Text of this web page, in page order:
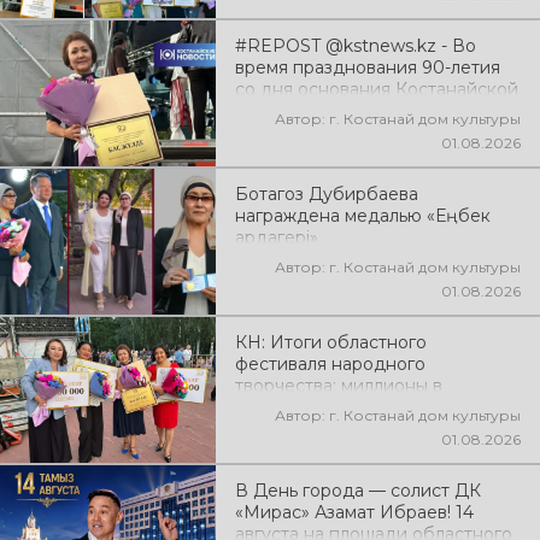
#REPOST @kstnews.kz - Во
время празднования 90-летия
со дня основания Костанайской
области подвели итоги 38-го
фестиваля самодеятельного
Автор: г. Костанай дом культуры
01.08.2026
Ботагоз Дубирбаева
награждена медалью «Еңбек
ардагері»
Автор: г. Костанай дом культуры
01.08.2026
КН: Итоги областного
фестиваля народного
творчества: миллионы в
культуруАвтор: г. Костанай дом культуры
01.08.2026
В День города — солист ДК
«Мирас» Азамат Ибраев! 14
августа на площади областного